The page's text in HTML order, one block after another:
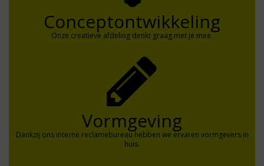
Conceptontwikkeling
Onze creatieve afdeling denkt graag met je mee.
Vormgeving
Dankzij ons interne reclamebureau hebben we ervaren vormgevers in
huis.